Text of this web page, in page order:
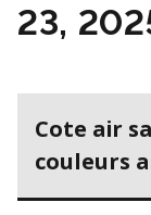
23,
Cote air
couleurs